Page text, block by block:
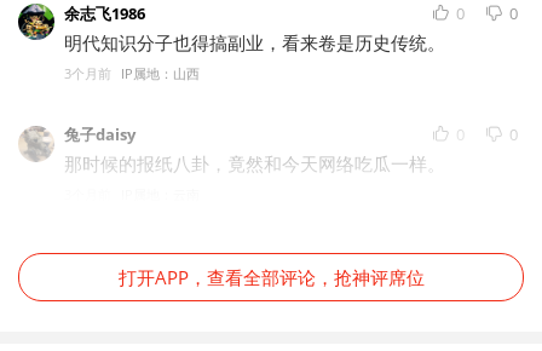
余志飞1986 0 0
明代知识分子也得搞副业，看来卷是历史传统。
3个月前 IP属地：山西
兔子daisy 0 0
那时候的报纸八卦，竟然和今天网络吃瓜一样。
打开APP，查看全部评论，抢神评席位